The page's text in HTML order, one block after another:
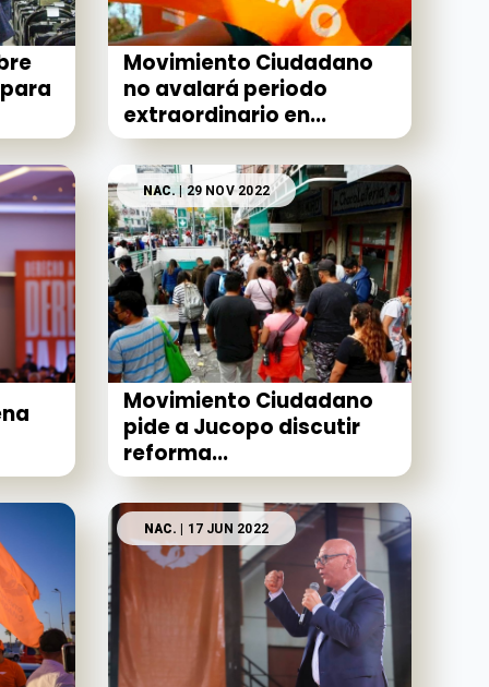
Movimiento Ciudadano
no avalará periodo
extraordinario en...
NAC.| 29 NOV 2022
Movimiento Ciudadano
pide a Jucopo discutir
reforma...
NAC. | 17 JUN 2022